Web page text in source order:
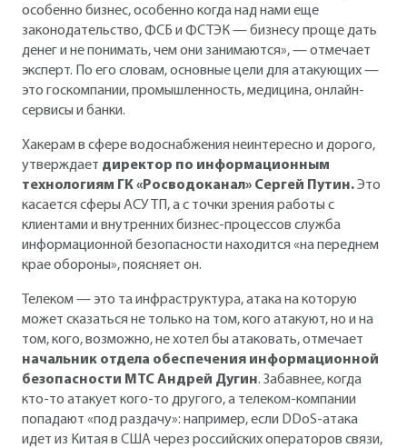
особенно бизнес, особенно когда над нами еще
законодательство, ФСБ и ФСТЭК — бизнесу проще дать
денег и не понимать, чем они занимаются», — отмечает
эксперт. По его словам, основные цели для атакующих —
это госкомпании, промышленность, медицина, онлайн-
сервисы и банки.
Хакерам в сфере водоснабжения неинтересно и дорого,
утверждает директор по информационным
технологиям ГК «Росводоканал» Сергей Путин.Это
касается сферы АСУ ТП, а с точки зрения работы с
клиентами и внутренних бизнес-процессов служба
информационной безопасности находится «на переднем
крае обороны», поясняет он.
Телеком — это та инфраструктура, атака на которую
может сказаться не только на том, кого атакуют, но и на
том, кого, возможно, не хотел бы атаковать, отмечает
начальник отдела обеспечения информационной
безопасности МТС Андрей Дугин. Забавнее, когда
кто-то атакует кого-то другого, а телеком-компании
попадают «под раздачу»: например, если DDoS-атака
идет из Китая в США через российских операторов связи,